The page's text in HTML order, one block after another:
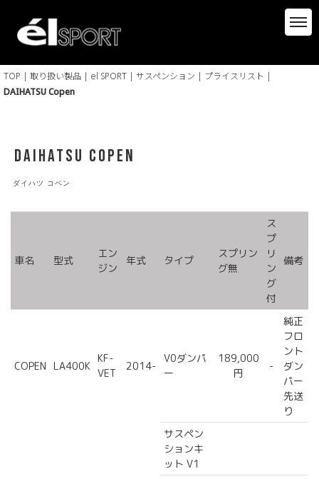
TOP | 取り扱い製品 | el SPORT | サスペンション | プライスリスト |
DAIHATSU Copen
DAIHATSU Copen
ダイハツ コペン
車名 型式
エン
ジン
年式 タイプ
スプリン
グ無
ス
プ
リ
ン
グ
付
備考
COPEN LA400K
KF-
VET
2014-
V0ダンパ
ー
189,000
円
-
純正
フロ
ント
ダン
パー
先送
り
サスペン
ションキ
ット V1